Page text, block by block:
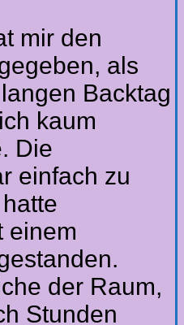
mir den
als
Backtag
kaum
Die
einfach zu
einem
der Raum,
Stunden